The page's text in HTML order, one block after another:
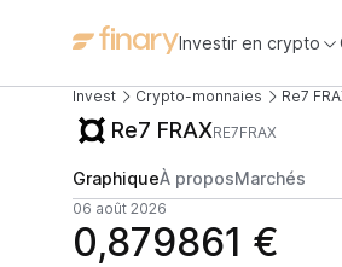
Investir en crypto
Invest Crypto-monnaies Re7
Re7 FRAXRE7FRAX
GraphiqueÀ proposMarchés
06 août 2026
0,879861 €